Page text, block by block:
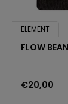
ELEMENT
FLOW
€20,00